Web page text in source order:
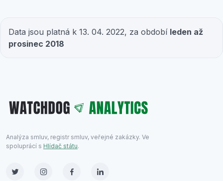
Data jsou platná k 13. 04. 2022, za období leden až
prosinec 2018
Analýza smluv, registr smluv, veřejné zakázky. Ve
spoluprácí s Hlídač státu.